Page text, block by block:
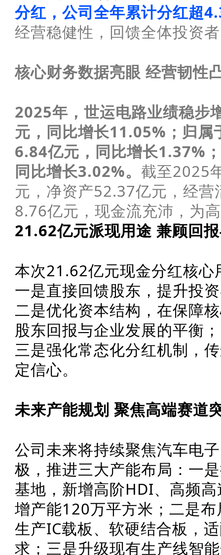
分红，公司全年累计分红超
经营稳健性，回馈全体投资
核心财务数据亮眼 经营韧性
2025年，世运电路业绩稳步
元，同比增长11.05%；归属
6.84亿元，同比增长1.37%；
同比增长3.02%。 截至2025
元，净资产52.37亿元，经
8.76亿元，现金流充沛，为
​21.62亿元派现用途 兼顾回
本次21.62亿元现金分红核心
一是直接回馈股东，提升投
二是优化资本结构，在保障
股东回报与企业发展的平衡；
三是强化常态化分红机制，
定信心。
未来产能规划 聚焦高端赛道
公司未来将持续聚焦汽车电
极，推进三大产能布局：一
基地，新增高阶HDI、高频
增产能120万平方米；二是
生产IC载板、软硬结合板，
求；三是升级现有生产线智